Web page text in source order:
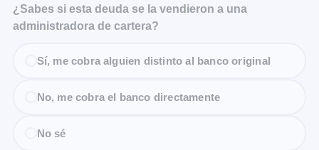
¿Sabes si esta deuda se la vendieron a una
administradora de cartera?
Sí, me cobra alguien distinto al banco original
No, me cobra el banco directamente
No sé